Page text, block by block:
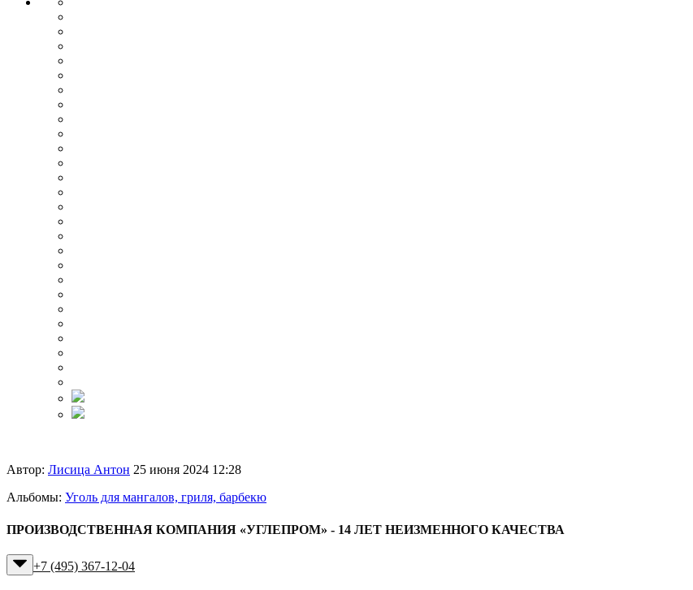
Автор: Лисица Антон 25 июня 2024 12:28
Альбомы: Уголь для мангалов, гриля, барбекю
ПРОИЗВОДСТВЕННАЯ КОМПАНИЯ «УГЛЕПРОМ» - 14 ЛЕТ НЕИЗМЕННОГО КАЧЕСТВА
+7 (495) 367-12-04